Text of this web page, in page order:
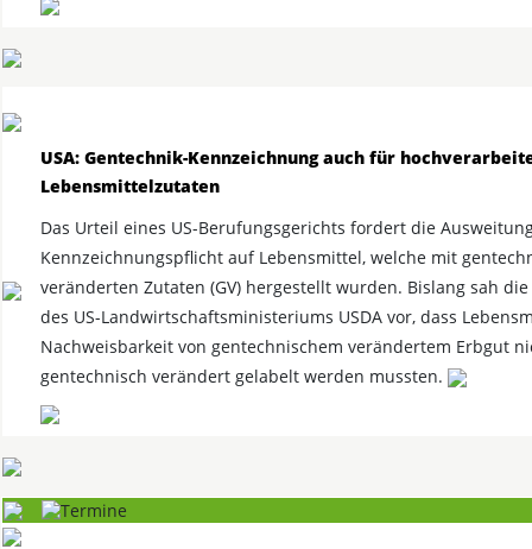
USA: Gentechnik-Kennzeichnung auch für
Lebensmittelzutaten
Das Urteil eines US-Berufungsgerichts fordert die
Kennzeichnungspflicht auf Lebensmittel, welche mit
veränderten Zutaten (GV) hergestellt wurden. Bislang sah die
des US-Landwirtschaftsministeriums USDA vor, dass
Nachweisbarkeit von gentechnischem verändertem Erbgut
gentechnisch verändert gelabelt werden mussten.